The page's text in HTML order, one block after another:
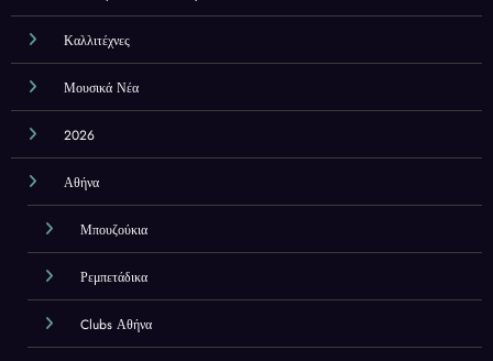
Καλλιτέχνες
Μουσικά Νέα
2026
Αθήνα
Μπουζούκια
Ρεμπετάδικα
Clubs Αθήνα